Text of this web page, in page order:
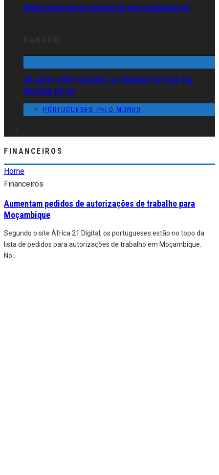
Há mais portugueses a emigrar do que na década de 60
HÁ MAIS PORTUGUESES A EMIGRAR DO QUE NA
DÉCADA DE 60
PORTUGUESES PELO MUNDO
FINANCEIROS
Home
Financeiros
Aumentam pedidos de autorizações de trabalho para
Moçambique
Segundo o site África 21 Digital, os portugueses estão no topo da
lista de pedidos para autorizações de trabalho em Moçambique.
No